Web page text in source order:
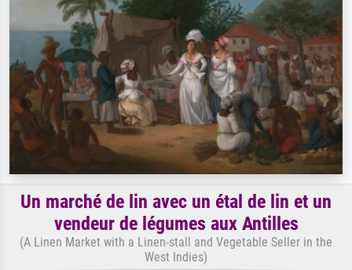
Un marché de lin avec un étal de lin et un
vendeur de légumes aux Antilles
(A Linen Market with a Linen-stall and Vegetable Seller in the
West Indies)